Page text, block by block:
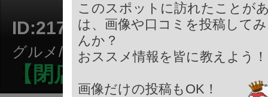
ID:217770
グルメ/居酒屋
【閉店】馬豚サンイチ
このスポットに訪れたことが
は、画像や口コミを投稿して
んか？
おススメ情報を皆に教えよう
画像だけの投稿もOK！